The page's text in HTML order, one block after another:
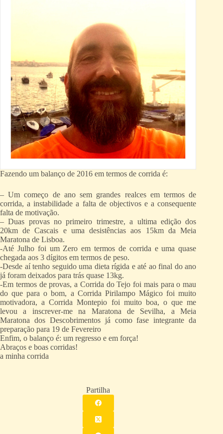
Fazendo um balanço de 2016 em termos de corrida é:
– Um começo de ano sem grandes realces em termos de
corrida, a instabilidade a falta de objectivos e a consequente
falta de motivação.
– Duas provas no primeiro trimestre, a ultima edição dos
20km de Cascais e uma desistências aos 15km da Meia
Maratona de Lisboa.
-Até Julho foi um Zero em termos de corrida e uma quase
chegada aos 3 dígitos em termos de peso.
-Desde aí tenho seguido uma dieta rígida e até ao final do ano
já foram deixados para trás quase 13kg.
-Em termos de provas, a Corrida do Tejo foi mais para o mau
do que para o bom, a Corrida Pirilampo Mágico foi muito
motivadora, a Corrida Montepio foi muito boa, o que me
levou a inscrever-me na Maratona de Sevilha, a Meia
Maratona dos Descobrimentos já como fase integrante da
preparação para 19 de Fevereiro
Enfim, o balanço é: um regresso e em força!
Abraços e boas corridas!
a minha corrida
Partilha